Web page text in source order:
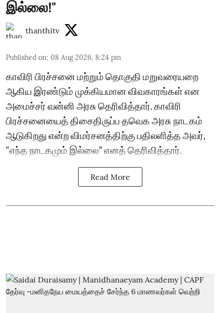
இல்லை!"
thanthitv
Published on: 08 Aug 2026, 8:24 pm
காவிரி பிரச்சனை மற்றும் தொகுதி மறுவரையறை
ஆகிய இரண்டும் முக்கியமான விவகாரங்கள் என
அமைச்சர் வன்னி அரசு தெரிவித்தார். காவிரி
பிரச்சனையைத் திசைதிருப்ப தவெக அரசு நாடகம்
ஆடுகிறது என்ற விமர்சனத்திற்கு பதிலளித்த அவர்,
“எந்த நாடகமும் இல்லை” எனத் தெரிவித்தார்.
Read More